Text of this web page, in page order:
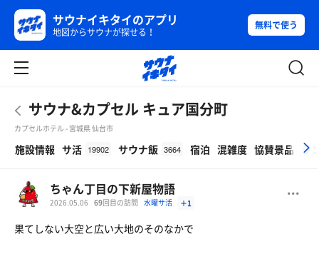
サウナイキタイのアプリ
地図からサウナが探せる！
無料で使う
サウナ&カプセル キュア国分町
カプセルホテル - 宮城県 仙台市
施設情報 サ活 19902 サウナ飯 3664 宿泊 混雑度 協賛景品 ラ
ちゃん丁目の下新屋物語
2026.05.06 69回目の訪問 水曜サ活 ＋1
果てしない大空と広い大地のそのなかで